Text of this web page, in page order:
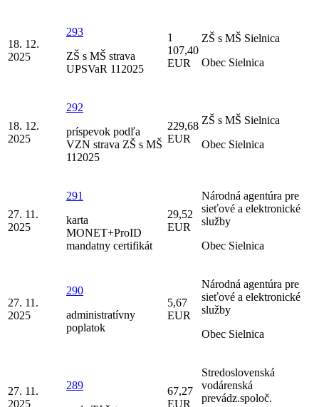
18. 12.
2025
293
ZŠ s MŠ strava
UPSVaR 112025
1
107,40
EUR
ZŠ s MŠ Sielnica
Obec Sielnica
18. 12.
2025
292
príspevok podľa
VZN strava ZŠ s MŠ
112025
229,68
EUR
ZŠ s MŠ Sielnica
Obec Sielnica
27. 11.
2025
291
karta
MONET+ProID
mandatny certifikát
29,52
EUR
Národná agentúra pre
sieťové a elektronické
služby
Obec Sielnica
27. 11.
2025
290
administratívny
poplatok
5,67
EUR
Národná agentúra pre
sieťové a elektronické
služby
Obec Sielnica
27. 11.
2025
289
67,27
EUR
Stredoslovenská
vodárenská
prevádz.spoloč.